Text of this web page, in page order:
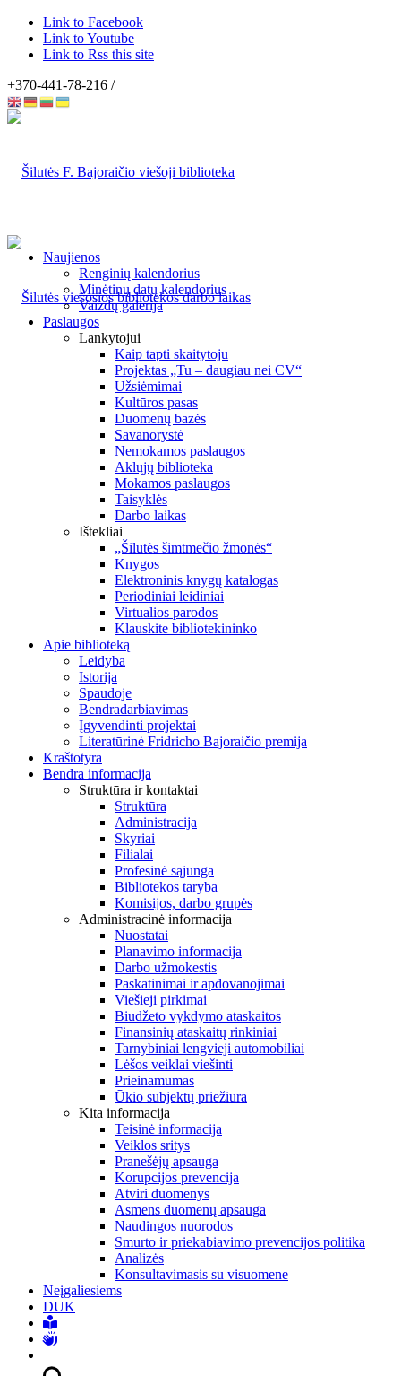
Link to Facebook
Link to Youtube
Link to Rss this site
+370-441-78-216 /
Naujienos
Renginių kalendorius
Minėtinų datų kalendorius
Vaizdų galerija
Paslaugos
Lankytojui
Kaip tapti skaitytoju
Projektas „Tu – daugiau nei CV“
Užsiėmimai
Kultūros pasas
Duomenų bazės
Savanorystė
Nemokamos paslaugos
Aklųjų biblioteka
Mokamos paslaugos
Taisyklės
Darbo laikas
Ištekliai
„Šilutės šimtmečio žmonės“
Knygos
Elektroninis knygų katalogas
Periodiniai leidiniai
Virtualios parodos
Klauskite bibliotekininko
Apie biblioteką
Leidyba
Istorija
Spaudoje
Bendradarbiavimas
Įgyvendinti projektai
Literatūrinė Fridricho Bajoraičio premija
Kraštotyra
Bendra informacija
Struktūra ir kontaktai
Struktūra
Administracija
Skyriai
Filialai
Profesinė sąjunga
Bibliotekos taryba
Komisijos, darbo grupės
Administracinė informacija
Nuostatai
Planavimo informacija
Darbo užmokestis
Paskatinimai ir apdovanojimai
Viešieji pirkimai
Biudžeto vykdymo ataskaitos
Finansinių ataskaitų rinkiniai
Tarnybiniai lengvieji automobiliai
Lėšos veiklai viešinti
Prieinamumas
Ūkio subjektų priežiūra
Kita informacija
Teisinė informacija
Veiklos sritys
Pranešėjų apsauga
Korupcijos prevencija
Atviri duomenys
Asmens duomenų apsauga
Naudingos nuorodos
Smurto ir priekabiavimo prevencijos politika
Analizės
Konsultavimasis su visuomene
Neįgaliesiems
DUK